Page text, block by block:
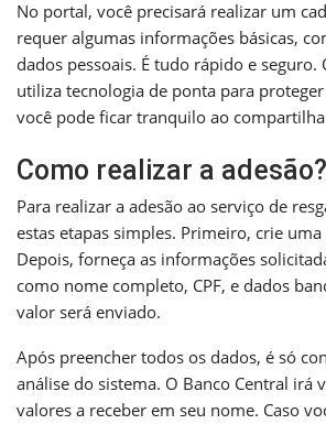
No portal, você precisará realizar um
requer algumas informações básicas,
dados pessoais. É tudo rápido e seguro.
utiliza tecnologia de ponta para
você pode ficar tranquilo ao
Como realizar a adesão?
Para realizar a adesão ao serviço de
estas etapas simples. Primeiro, crie
Depois, forneça as informações
como nome completo, CPF, e dados
valor será enviado.
Após preencher todos os dados, é só
análise do sistema. O Banco Central irá
valores a receber em seu nome. Caso